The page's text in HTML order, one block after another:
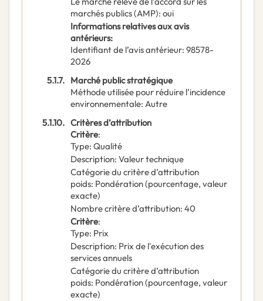
marchés publics (AMP): oui
Informations relatives aux avis
antérieurs:
Identifiant de l’avis antérieur: 98578-
2026
5.1.7. Marché public stratégique
Méthode utilisée pour réduire l’incidence
environnementale: Autre
5.1.10. Critères d’attribution
Critère:
Type: Qualité
Description: Valeur technique
Catégorie du critère d’attribution
poids: Pondération (pourcentage, valeur
exacte)
Nombre critère d’attribution: 40
Critère:
Type: Prix
Description: Prix de l'exécution des
services annuels
Catégorie du critère d’attribution
poids: Pondération (pourcentage, valeur
exacte)